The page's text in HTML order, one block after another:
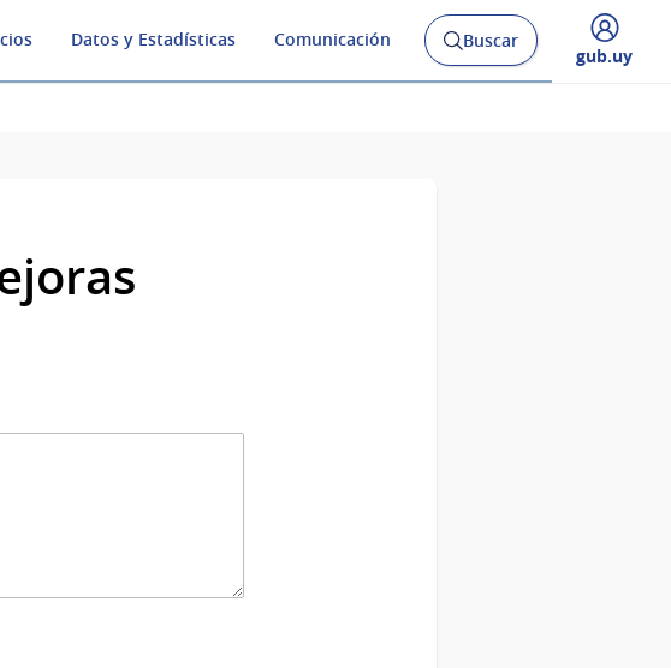
Datos y Estadísticas Comunicación
Abrir
buscador
Buscar
Desplegar
gub.uy